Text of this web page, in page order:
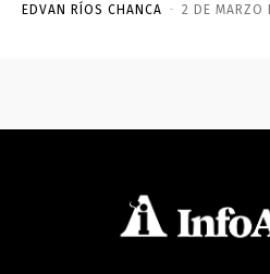
EDVAN RÍOS CHANCA - 2 DE MARZO